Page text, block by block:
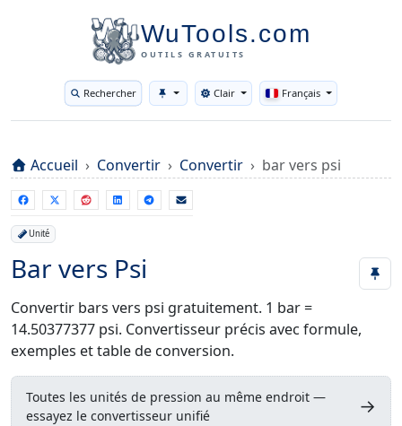
WuTools.com
OUTILS GRATUITS
Rechercher Toggle theme
Clair Français
Accueil Convertir Convertir bar vers psi
Unité
Bar vers Psi
Convertir bars vers psi gratuitement. 1 bar =
14.50377377 psi. Convertisseur précis avec formule,
exemples et table de conversion.
Toutes les unités de pression au même endroit —
essayez le convertisseur unifié
→